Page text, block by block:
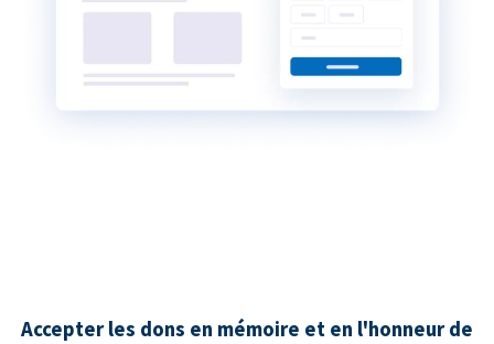
Accepter les dons en mémoire et en l'honneur de